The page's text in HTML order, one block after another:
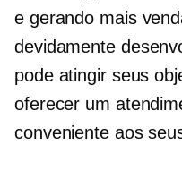
e gerando mais
devidamente
pode atingir seus
oferecer um
conveniente aos